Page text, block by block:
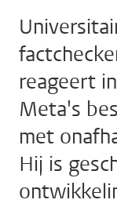
reageert
Meta's
met
Hij is